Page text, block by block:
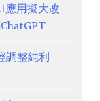
用擬大改
調整純利